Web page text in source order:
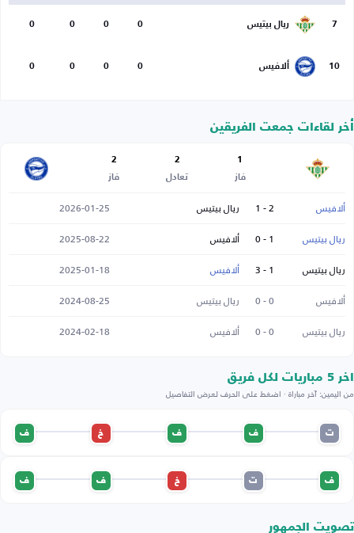
7 ريال بيتيس 0
0
0
0
10 ألافيس 0
0
0
0
أخر لقاءات جمعت الفريقين
1
فاز
2
تعادل
2
فاز
ألافيس 2 - 1 ريال بيتيس
2026-01-25
ريال بيتيس
1 - 0 ألافيس
2025-08-22
ريال بيتيس
1 - 3 ألافيس
2025-01-18
ألافيس
0 - 0 ريال بيتيس
2024-08-25
ريال بيتيس
0 - 0 ألافيس 2024-02-18
اخر 5 مباريات لكل فريق
من اليمين: آخر مباراة · اضغط على الحرف لعرض التفاصيل
ت ف ف خ ف
ف ت خ ف ف
تصويت الجمهور